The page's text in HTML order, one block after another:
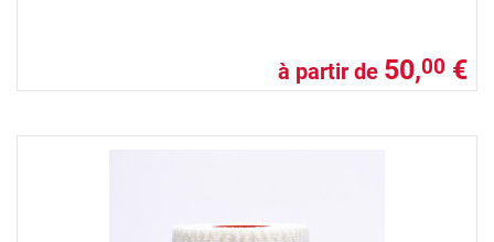
à partir de 50,00 €